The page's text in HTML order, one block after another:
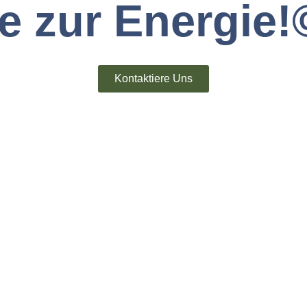
zur
Kontaktiere Uns